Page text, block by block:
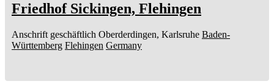
Friedhof Sickingen, Flehingen
Anschrift geschäftlich Oberderdingen, Karlsruhe Baden-
Württemberg Flehingen Germany